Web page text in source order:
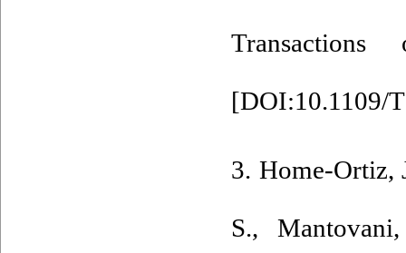
[DOI:10.1109/
3. Home-Ortiz,
S.,